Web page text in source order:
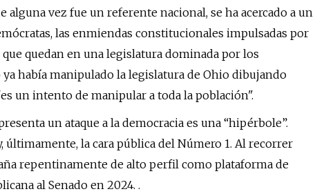
vez fue un referente nacional, se ha acercado a un
las enmiendas constitucionales impulsadas por
quedan en una legislatura dominada por los
había manipulado la legislatura de Ohio dibujando
un intento de manipular a toda la población".
un ataque a la democracia es una “hipérbole”.
últimamente, la cara pública del Número 1. Al recorrer
repentinamente de alto perfil como plataforma de
al Senado en 2024. .